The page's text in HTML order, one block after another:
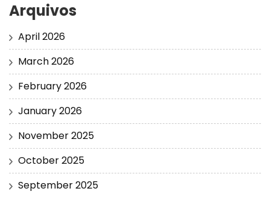
Arquivos
April 2026
March 2026
February 2026
January 2026
November 2025
October 2025
September 2025